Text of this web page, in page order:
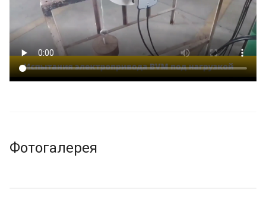
Фотогалерея